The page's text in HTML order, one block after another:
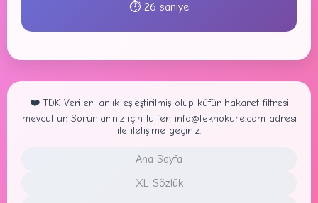
⏱️ 26 saniye
❤️ TDK Verileri anlık eşleştirilmiş olup küfür hakaret filtresi
mevcuttur. Sorunlarınız için lütfen info@teknokure.com adresi
ile iletişime geçiniz.
Ana Sayfa
XL Sözlük